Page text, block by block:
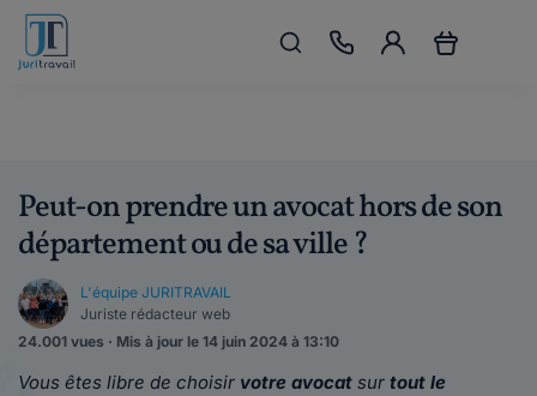
Peut-on prendre un avocat hors de son
département ou de sa ville ?
L'équipe JURITRAVAIL
Juriste rédacteur web
24.001 vues · Mis à jour le 14 juin 2024 à 13:10
Vous êtes libre de choisir votre avocat sur tout le